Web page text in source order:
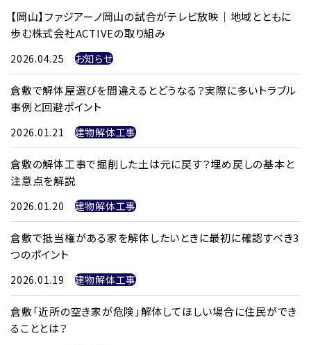
【岡山】ファジアーノ岡山の試合がテレビ放映｜地域とともに
歩む株式会社ACTIVEの取り組み
2026.04.25 お知らせ
倉敷で解体屋選びを間違えるとどうなる？実際に多いトラブル
事例と回避ポイント
2026.01.21 建物解体工事
倉敷の解体工事で掘削した土は元に戻す？埋め戻しの基本と
注意点を解説
2026.01.20 建物解体工事
倉敷で抵当権がある家を解体したいときに最初に確認すべき3
つのポイント
2026.01.19 建物解体工事
倉敷「近所の空き家が危険」解体してほしい場合に住民ができ
ることとは？